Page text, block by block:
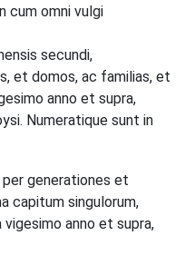
cum omni vulgi
secundi,
et domos, ac familias, et
anno et supra,
Numeratique sunt in
generationes et
capitum singulorum,
anno et supra,